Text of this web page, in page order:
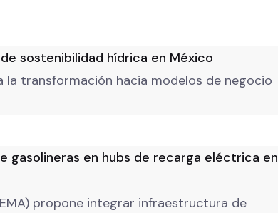
sostenibilidad hídrica en México
la transformación hacia modelos de negocio
gasolineras en hubs de recarga eléctrica en
propone integrar infraestructura de